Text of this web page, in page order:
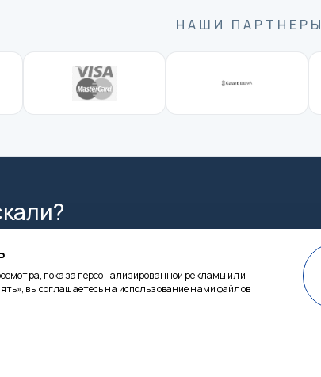
НАШИ ПАРТНЕРЫ
показа персонализированной рекламы или
вы соглашаетесь на использование нами файлов